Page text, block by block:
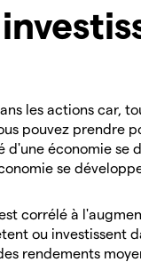
les actions car,
pouvez prendre
d'une économie
se
corrélé à
ou investissent
rendements